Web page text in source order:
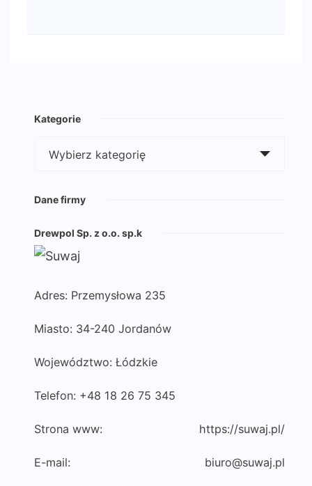
Kategorie
Kategorie
Dane firmy
Drewpol Sp. z o.o. sp.k
Adres: Przemysłowa 235
Miasto: 34-240 Jordanów
Województwo: Łódzkie
Telefon: +48 18 26 75 345
Strona www: https://suwaj.pl/
E-mail: biuro@suwaj.pl